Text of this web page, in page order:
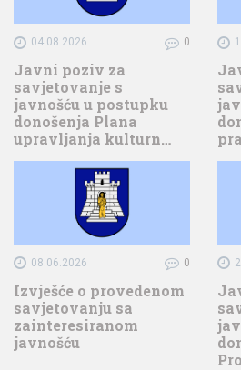
04.08.2026 0
Javni poziv za
savjetovanje s
javnošću u postupku
donošenja Plana
upravljanja kulturn…
08.06.2026 0
Izvješće o provedenom
savjetovanju sa
zainteresiranom
javnošću